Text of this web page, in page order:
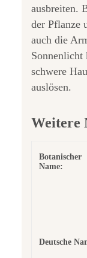
ausbreiten.
der Pflanze
auch die
Sonnenlicht
schwere
auslösen.
Weitere
Botanischer
Name:
Deutsche